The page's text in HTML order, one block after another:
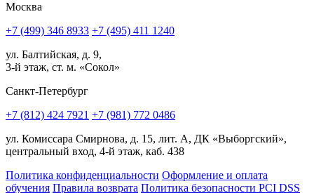
Москва
+7 (499) 346 8933 +7 (495) 411 1240
ул. Балтийская, д. 9,
3-й этаж, ст. м. «Сокол»
Санкт-Петербург
+7 (812) 424 7921 +7 (981) 772 0486
ул. Комиссара Смирнова, д. 15, лит. А, ДК «Выборгский»,
центральный вход, 4-й этаж, каб. 438
Политика конфиденциальности Оформление и оплата
обучения Правила возврата Политика безопасности PCI DSS